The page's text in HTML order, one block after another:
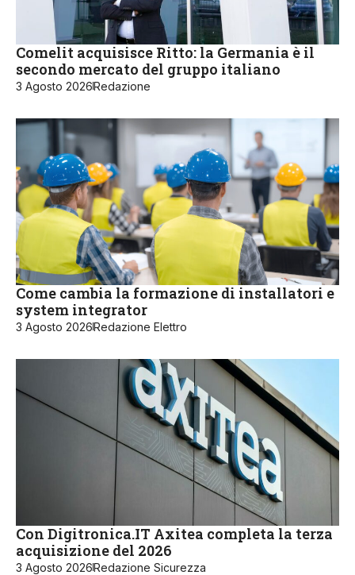
Comelit acquisisce Ritto: la Germania è il
secondo mercato del gruppo italiano
3 Agosto 2026Redazione
Come cambia la formazione di installatori e
system integrator
3 Agosto 2026Redazione Elettro
Con Digitronica.IT Axitea completa la terza
acquisizione del 2026
3 Agosto 2026Redazione Sicurezza